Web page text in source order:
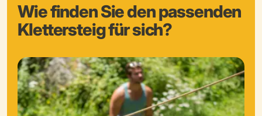
Wie finden Sie den passenden
Klettersteig für sich?